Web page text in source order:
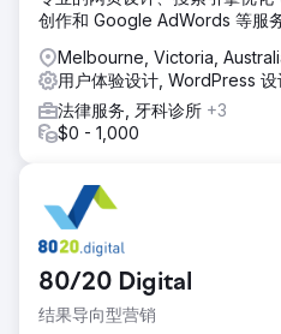
创作和 Google AdWords 等服
Melbourne, Victoria,
用户体验设计, WordPress 设
法律服务, 牙科诊所 +3
$0 - 1,000
80/20 Digital
结果导向型营销